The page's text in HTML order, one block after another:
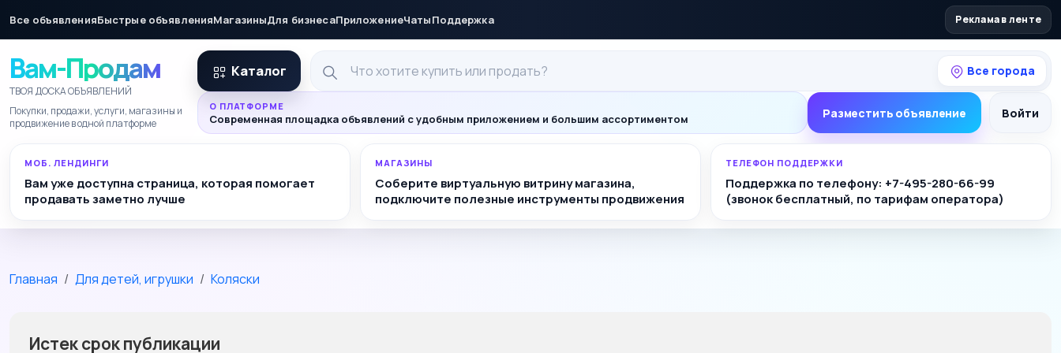
Все объявленияБыстрые объявленияМагазиныДля бизнесаПриложениеЧатыПоддержка Реклама в ленте
Вам-Продам
ТВОЯ ДОСКА ОБЪЯВЛЕНИЙ
Покупки, продажи, услуги, магазины и
продвижение в одной платформе
Каталог Все города
О ПЛАТФОРМЕ
Современная площадка объявлений с удобным приложением и большим ассортиментом Разместить объявление Войти
МОБ. ЛЕНДИНГИ
Вам уже доступна страница, которая помогает
продавать заметно лучше
МАГАЗИНЫ
Соберите виртуальную витрину магазина,
подключите полезные инструменты продвижения
ТЕЛЕФОН ПОДДЕРЖКИ
Поддержка по телефону: +7-495-280-66-99
(звонок бесплатный, по тарифам оператора)
Главная Для детей, игрушки Коляски
Истек срок публикации